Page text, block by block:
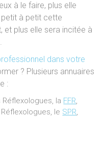
à le faire, plus elle
petit à petit cette
et plus elle sera incitée à
dans votre
? Plusieurs annuaires
:
la FFR,
le SPR,